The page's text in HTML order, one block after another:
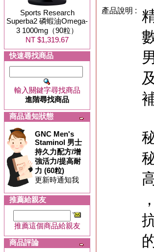
Sports Research
Superba2 磷蝦油Omega-
3 1000mg（90粒）
NT $1,319.67
快速尋找商品
輸入關鍵字尋找商品
進階尋找商品
商品通知狀態
GNC Men's
Staminol 男士
持久力配方/增
強活力/提高耐
力 (60粒)
更新時通知我
推薦給親友
推薦這個商品給親友
商品評論
產品說明 :